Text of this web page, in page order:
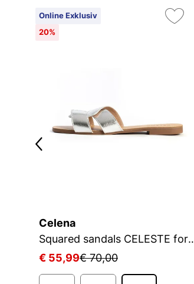
Online Exklusiv
20%
Celena
Squared sandals
€ 55,99€ 70,00